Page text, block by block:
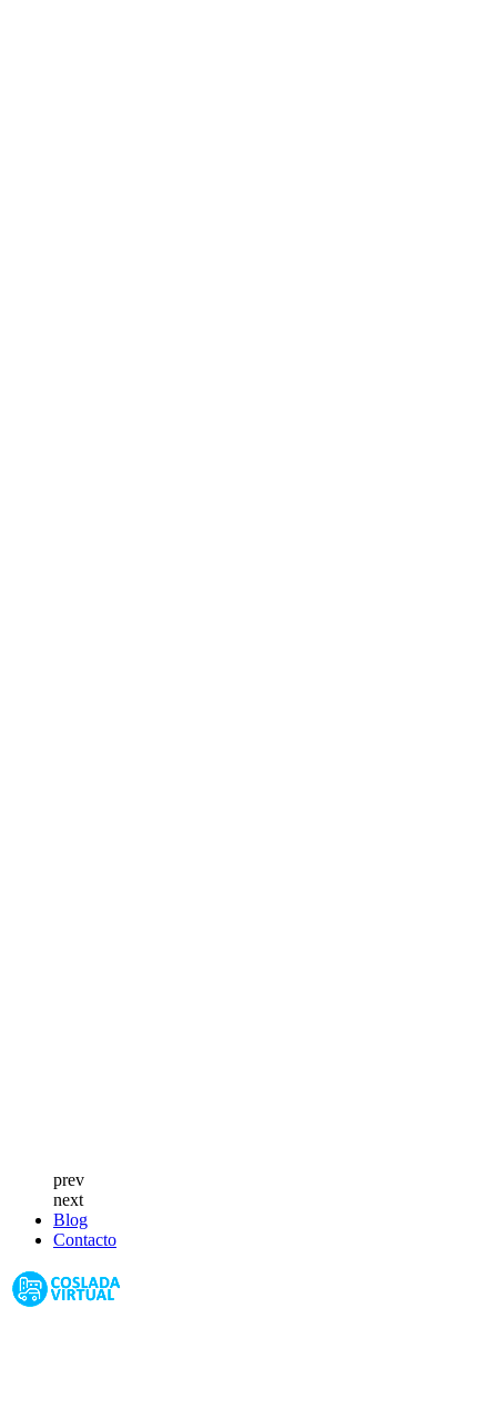
prev
next
Blog
Contacto